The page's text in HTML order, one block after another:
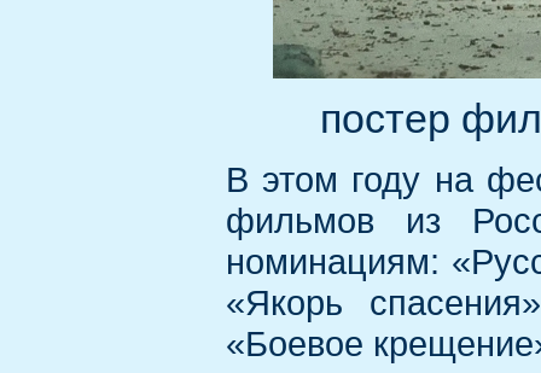
постер
В этом году на
фильмов из
номинациям:
«Якорь
«Боевое